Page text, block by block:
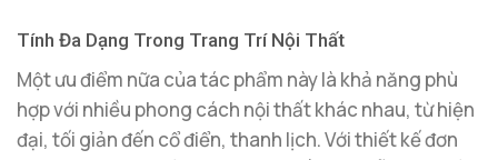
Tính Đa Dạng Trong Trang Trí Nội Thất
Một ưu điểm nữa của tác phẩm này là khả năng phù
hợp với nhiều phong cách nội thất khác nhau, từ hiện
đại, tối giản đến cổ điển, thanh lịch. Với thiết kế đơn